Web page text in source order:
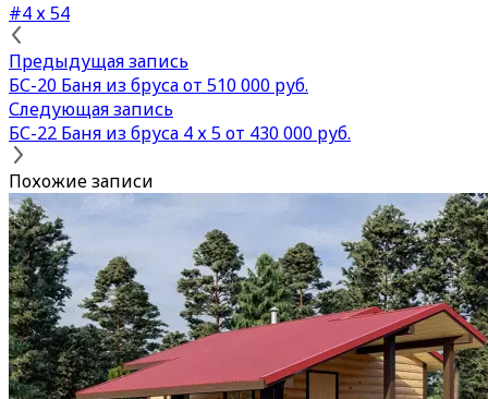
#4 х 54
Предыдущая запись
БС-20 Баня из бруса от 510 000 руб.
Следующая запись
БС-22 Баня из бруса 4 х 5 от 430 000 руб.
Похожие записи